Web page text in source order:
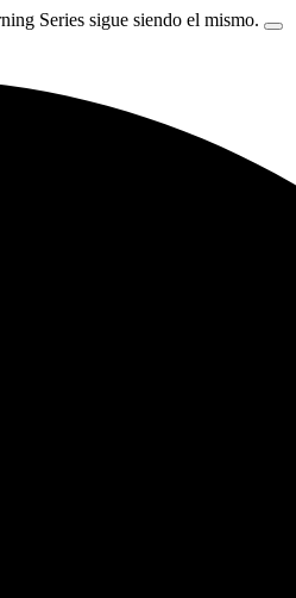
Series sigue siendo el mismo.